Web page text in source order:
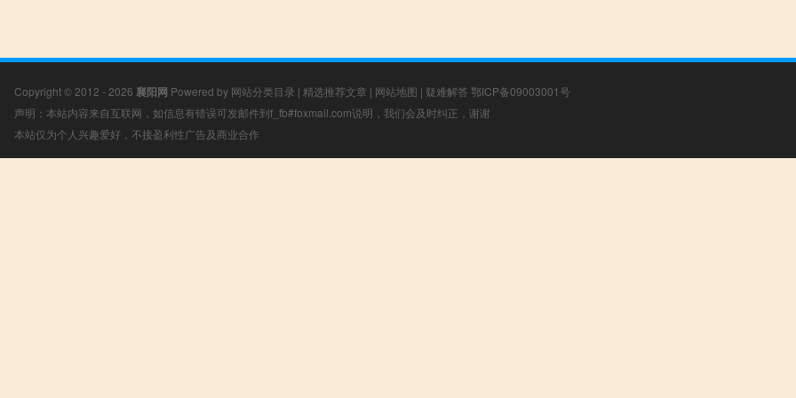
Copyright © 2012 - 2026 襄阳网 Powered by 网站分类目录 | 精选推荐文章 | 网站地图 | 疑难解答 鄂ICP备09003001号
声明：本站内容来自互联网，如信息有错误可发邮件到f_fb#foxmail.com说明，我们会及时纠正，谢谢
本站仅为个人兴趣爱好，不接盈利性广告及商业合作